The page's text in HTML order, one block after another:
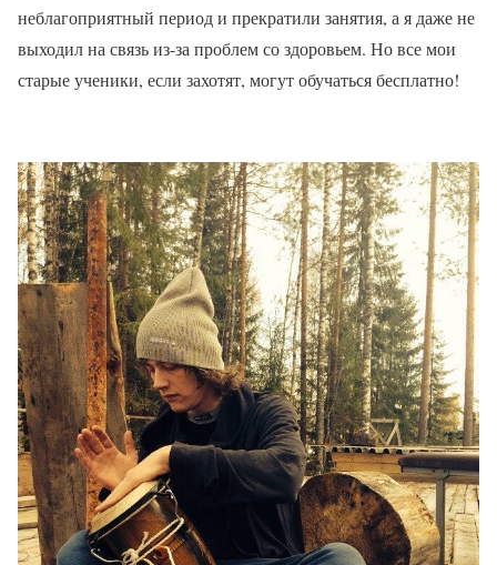
неблагоприятный период и прекратили занятия, а я даже не
выходил на связь из-за проблем со здоровьем. Но все мои
старые ученики, если захотят, могут обучаться бесплатно!